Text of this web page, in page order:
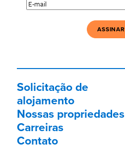
mail(Obrigatório)
Solicitação de
alojamento
Nossas propriedades
Carreiras
Contato